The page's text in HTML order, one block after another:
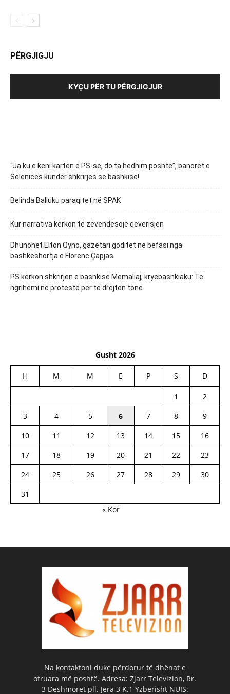
PËRGJIGJU
KYÇU PËR TU PËRGJIGJUR
“Ja ku e keni kartën e PS-së, do ta hedhim poshtë”, banorët e
Selenicës kundër shkrirjes së bashkisë!
Belinda Balluku paraqitet në SPAK
Kur narrativa kërkon të zëvendësojë qeverisjen
Dhunohet Elton Qyno, gazetari goditet në befasi nga
bashkëshortja e Florenc Çapjas
PS kërkon shkrirjen e bashkisë Memaliaj, kryebashkiaku: Të
ngrihemi në protestë për të drejtën tonë
Gusht 2026
H M M E P S D
1
2
3
4 5 6 7 8
9
10
11 12 13 14 15
16
17
18 19 20 21 22
23
24
25 26 27 28 29
30
31
« Kor
Na kontaktoni duke përdorur të dhënat e
ofruara më poshtë. Adresa: Zjarr Televizion, Rr.
3 Dëshmorët pll. Jera 3 K.1 Yzberisht NUIS: